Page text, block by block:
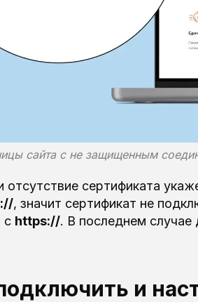
сайта с не защищенным
отсутствие сертификата
, значит сертификат не
с https://. В последнем
и